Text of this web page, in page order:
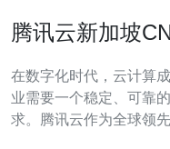
腾讯云新加坡
在数字化时代，云计算
业需要一个稳定、可靠
求。腾讯云作为全球领